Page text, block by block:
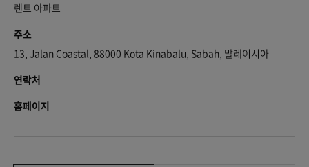
렌트 아파트
주소
13, Jalan Coastal, 88000 Kota Kinabalu, Sabah, 말레이시아
연락처
홈페이지